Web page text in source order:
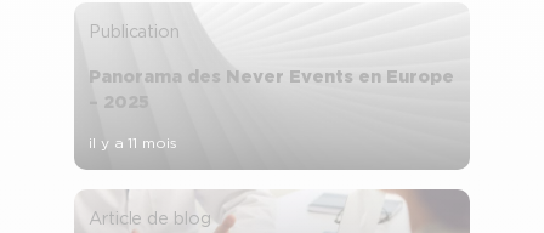
Publication
Panorama des Never Events en Europe
– 2025
il y a 11 mois
Article de blog